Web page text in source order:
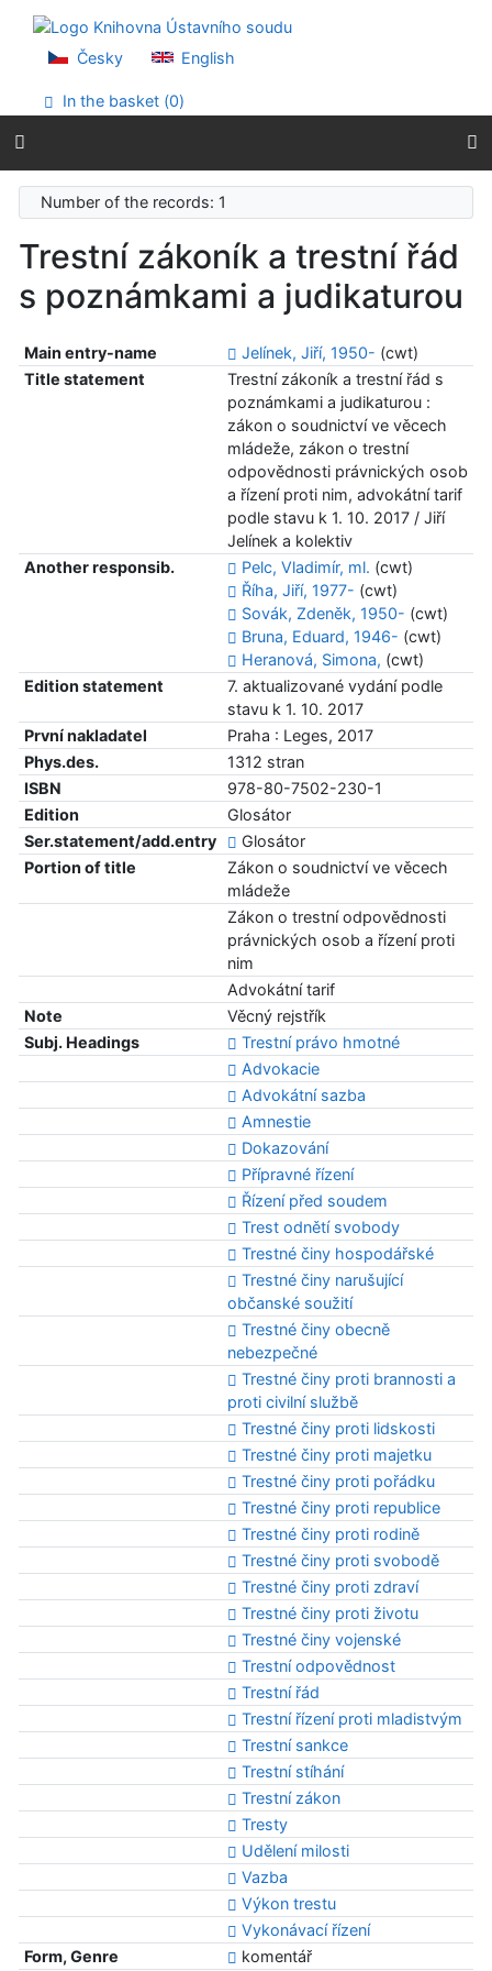
Go to menu
Accessibility declaration
Česky English
In the basket (0)
Number of the records: 1
Trestní zákoník a trestní řád
s poznámkami a judikaturou
Main entry-name Jelínek, Jiří, 1950- (cwt)
Title statement
Trestní zákoník a trestní řád s
poznámkami a judikaturou :
zákon o soudnictví ve věcech
mládeže, zákon o trestní
odpovědnosti právnických osob
a řízení proti nim, advokátní tarif
podle stavu k 1. 10. 2017 / Jiří
Jelínek a kolektiv
Another responsib.
Pelc, Vladimír, ml. (cwt)
Říha, Jiří, 1977- (cwt)
Sovák, Zdeněk, 1950- (cwt)
Bruna, Eduard, 1946- (cwt)
Heranová, Simona, (cwt)
Edition statement
7. aktualizované vydání podle
stavu k 1. 10. 2017
První nakladatel
Praha : Leges, 2017
Phys.des.
1312 stran
ISBN
978-80-7502-230-1
Edition
Glosátor
Ser.statement/add.entry
Glosátor
Portion of title
Zákon o soudnictví ve věcech
mládeže
Zákon o trestní odpovědnosti
právnických osob a řízení proti
nim
Advokátní tarif
Note
Věcný rejstřík
Subj. Headings
Trestní právo hmotné
Advokacie
Advokátní sazba
Amnestie
Dokazování
Přípravné řízení
Řízení před soudem
Trest odnětí svobody
Trestné činy hospodářské
Trestné činy narušující
občanské soužití
Trestné činy obecně
nebezpečné
Trestné činy proti brannosti a
proti civilní službě
Trestné činy proti lidskosti
Trestné činy proti majetku
Trestné činy proti pořádku
Trestné činy proti republice
Trestné činy proti rodině
Trestné činy proti svobodě
Trestné činy proti zdraví
Trestné činy proti životu
Trestné činy vojenské
Trestní odpovědnost
Trestní řád
Trestní řízení proti mladistvým
Trestní sankce
Trestní stíhání
Trestní zákon
Tresty
Udělení milosti
Vazba
Výkon trestu
Vykonávací řízení
Form, Genre
komentář